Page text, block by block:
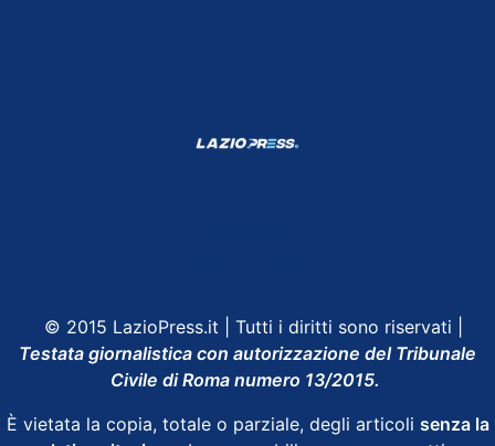
© 2015 LazioPress.it | Tutti i diritti sono riservati |
Testata giornalistica con autorizzazione del Tribunale
Civile di Roma numero 13/2015.
È vietata la copia, totale o parziale, degli articoli senza la